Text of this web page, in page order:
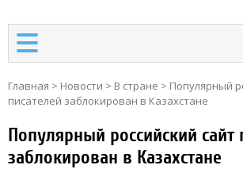
Главная > Новости > В стране > Популярный
писателей заблокирован в Казахстане
Популярный российский сайт
заблокирован в Казахстане